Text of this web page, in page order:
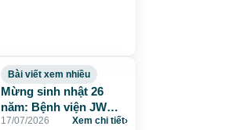
Bài viết xem nhiều
Mừng sinh nhật 26
năm: Bệnh viện JW
tặng 260 suất thẩm mỹ
17/07/2026 Xem chi tiết›